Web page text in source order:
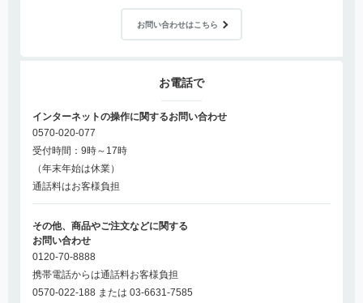
お問い合わせはこちら
お電話で
インターネットの操作に関するお問い合わせ
0570-020-077
受付時間：9時～17時
（年末年始は休業）
通話料はお客様負担
その他、商品やご注文などに関する
お問い合わせ
0120-70-8888
携帯電話からは通話料お客様負担
0570-022-188 または 03-6631-7585